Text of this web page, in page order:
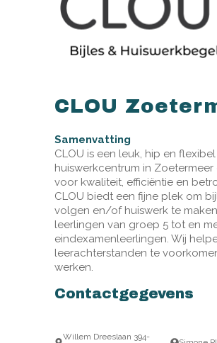
CLOU
Samenvatting
CLOU is een leuk, hip en
huiswerkcentrum in Zoetermeer
voor kwaliteit, efficiëntie en
CLOU biedt een fijne plek om
volgen en/of huiswerk te
leerlingen van groep 5 tot en
eindexamenleerlingen. Wij
leerachterstanden te
werken.
Contactgegevens
Willem Dreeslaan 394-